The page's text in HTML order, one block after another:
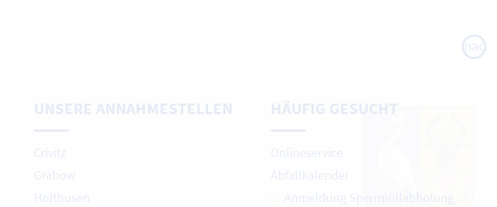
nach
oben
UNSERE ANNAHMESTELLEN
Crivitz
Grabow
Holthusen
HÄUFIG GESUCHT
Onlineservice
Abfallkalender
Anmeldung Sperrmüllabholung